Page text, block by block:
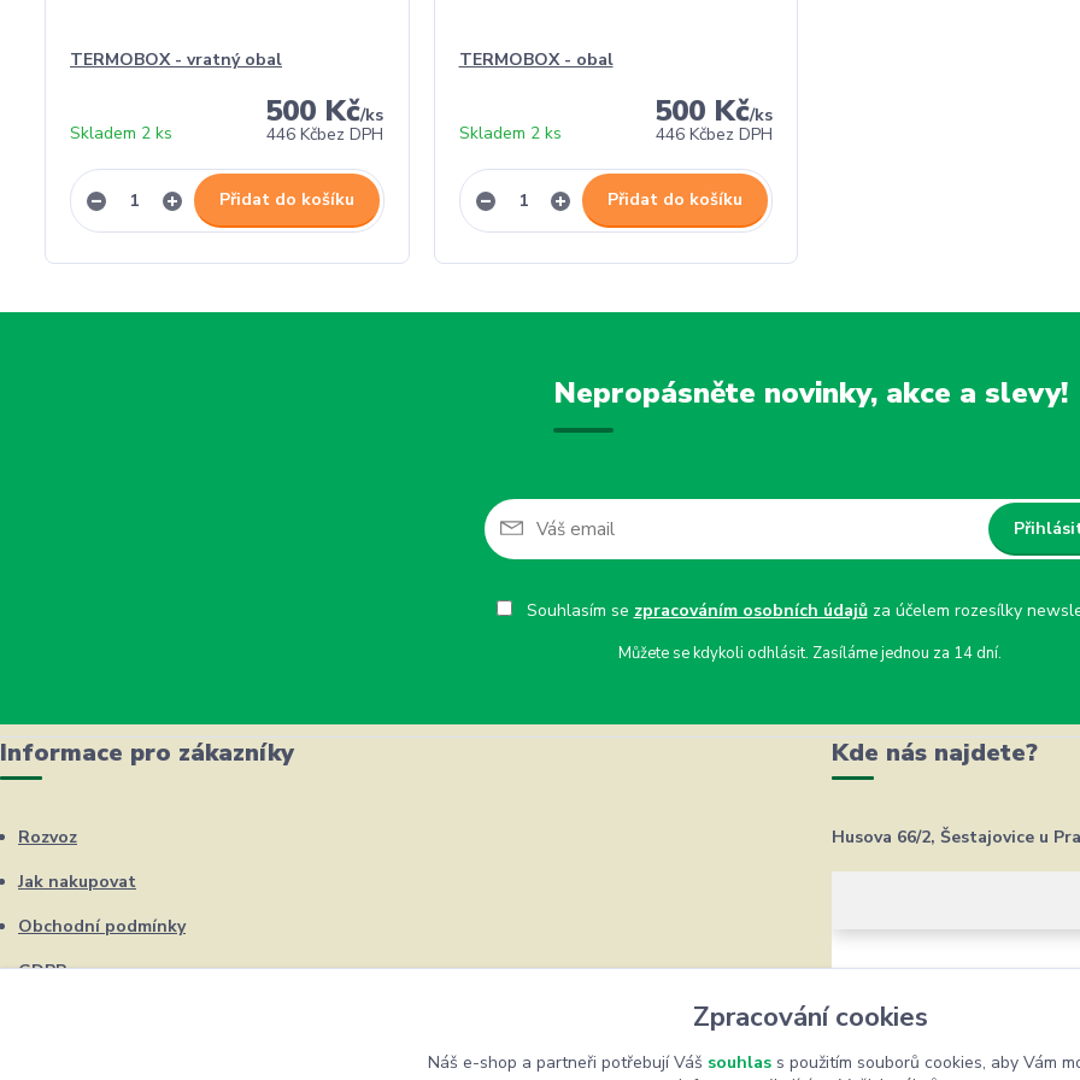
TERMOBOX - vratný obal
500 Kč/ks
446 Kčbez DPH
Skladem 2 ks
Přidat do košíku
TERMOBOX - obal
500 Kč/ks
446 Kčbez DPH
Skladem 2 ks
Přidat do košíku
Nepropásněte novinky, akce a slevy!
Souhlasím se zpracováním osobních údajůza účelem rozesílky
Můžete se kdykoli odhlásit. Zasíláme jednou za 14 dní.
Informace pro zákazníky
Rozvoz
Jak nakupovat
Obchodní podmínky
GDPR
Kde nás najdete?
Husova 66/2, Šestajovice u
Zpracování cookies
Náš e-shop a partneři potřebují Váš souhlass použitím souborů cookies, aby Vám